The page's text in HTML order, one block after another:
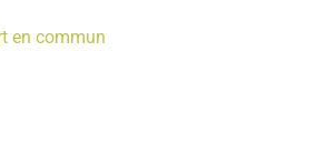
en commun